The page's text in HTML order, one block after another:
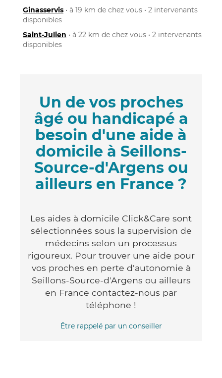
Ginasservis • à 19 km de chez vous • 2 intervenants
disponibles
Saint-Julien • à 22 km de chez vous • 2 intervenants
disponibles
Un de vos proches
âgé ou handicapé a
besoin d'une aide à
domicile à Seillons-
Source-d'Argens ou
ailleurs en France ?
Les aides à domicile Click&Care sont
sélectionnées sous la supervision de
médecins selon un processus
rigoureux. Pour trouver une aide pour
vos proches en perte d'autonomie à
Seillons-Source-d'Argens ou ailleurs
en France contactez-nous par
téléphone !
Être rappelé par un conseiller